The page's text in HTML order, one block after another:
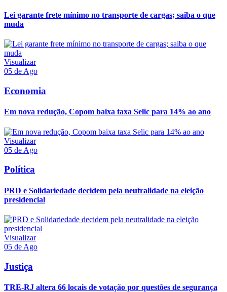
Lei garante frete mínimo no transporte de cargas; saiba o que
muda
Visualizar
05 de Ago
Economia
Em nova redução, Copom baixa taxa Selic para 14% ao ano
Visualizar
05 de Ago
Política
PRD e Solidariedade decidem pela neutralidade na eleição
presidencial
Visualizar
05 de Ago
Justiça
TRE-RJ altera 66 locais de votação por questões de segurança